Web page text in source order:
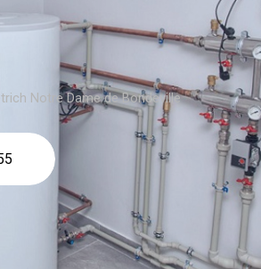
Notre Dame de Bondeville